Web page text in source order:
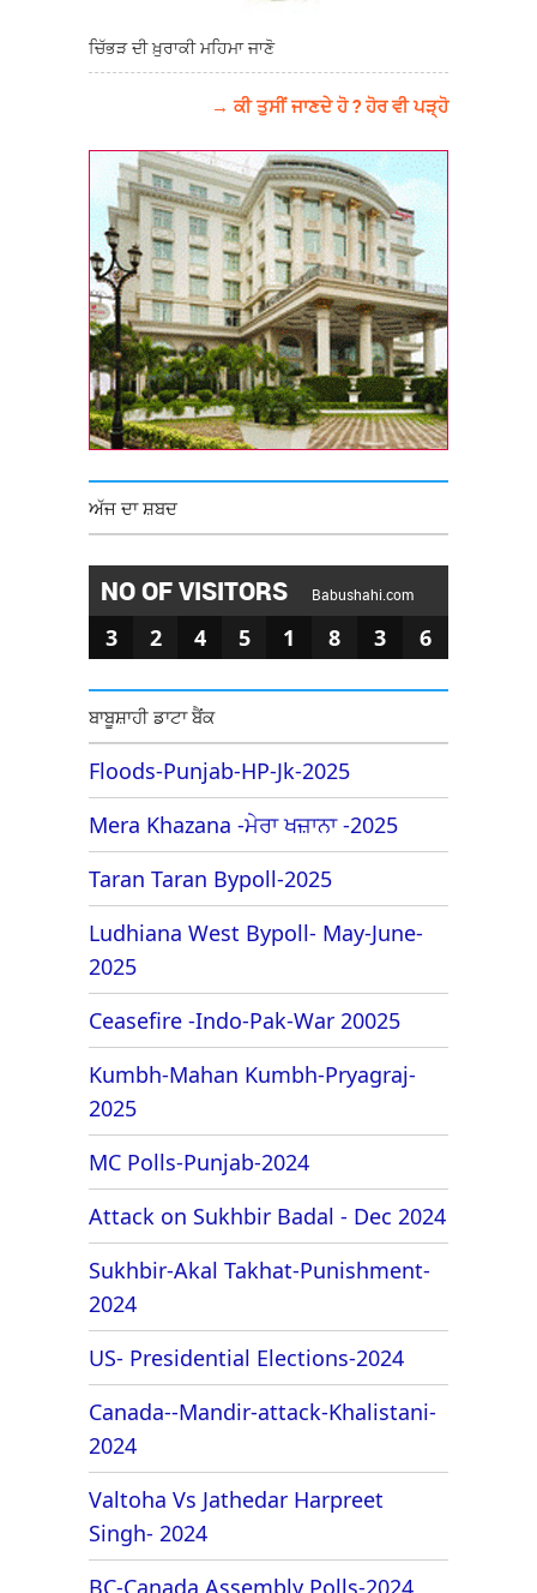
ਚਿੱਭੜ ਦੀ ਖ਼ੁਰਾਕੀ ਮਹਿਮਾ ਜਾਣੋ
→ ਕੀ ਤੁਸੀਂ ਜਾਣਦੇ ਹੋ ? ਹੋਰ ਵੀ ਪੜ੍ਹੋ
ਅੱਜ ਦਾ ਸ਼ਬਦ
NO OF VISITORS Babushahi.com
3 2 4 5 1 8 3 6
ਬਾਬੂਸ਼ਾਹੀ ਡਾਟਾ ਬੈਂਕ
Floods-Punjab-HP-Jk-2025
Mera Khazana -ਮੇਰਾ ਖਜ਼ਾਨਾ -2025
Taran Taran Bypoll-2025
Ludhiana West Bypoll- May-June-
2025
Ceasefire -Indo-Pak-War 20025
Kumbh-Mahan Kumbh-Pryagraj-
2025
MC Polls-Punjab-2024
Attack on Sukhbir Badal - Dec 2024
Sukhbir-Akal Takhat-Punishment-
2024
US- Presidential Elections-2024
Canada--Mandir-attack-Khalistani-
2024
Valtoha Vs Jathedar Harpreet
Singh- 2024
BC-Canada Assembly Polls-2024